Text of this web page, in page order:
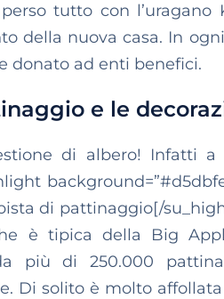
tutto con
della nuova casa. In
donato ad enti benefici.
e le
di albero! Infatti a
di pattinaggio[/
è tipica della Big
più di 250.000
Di solito è molto